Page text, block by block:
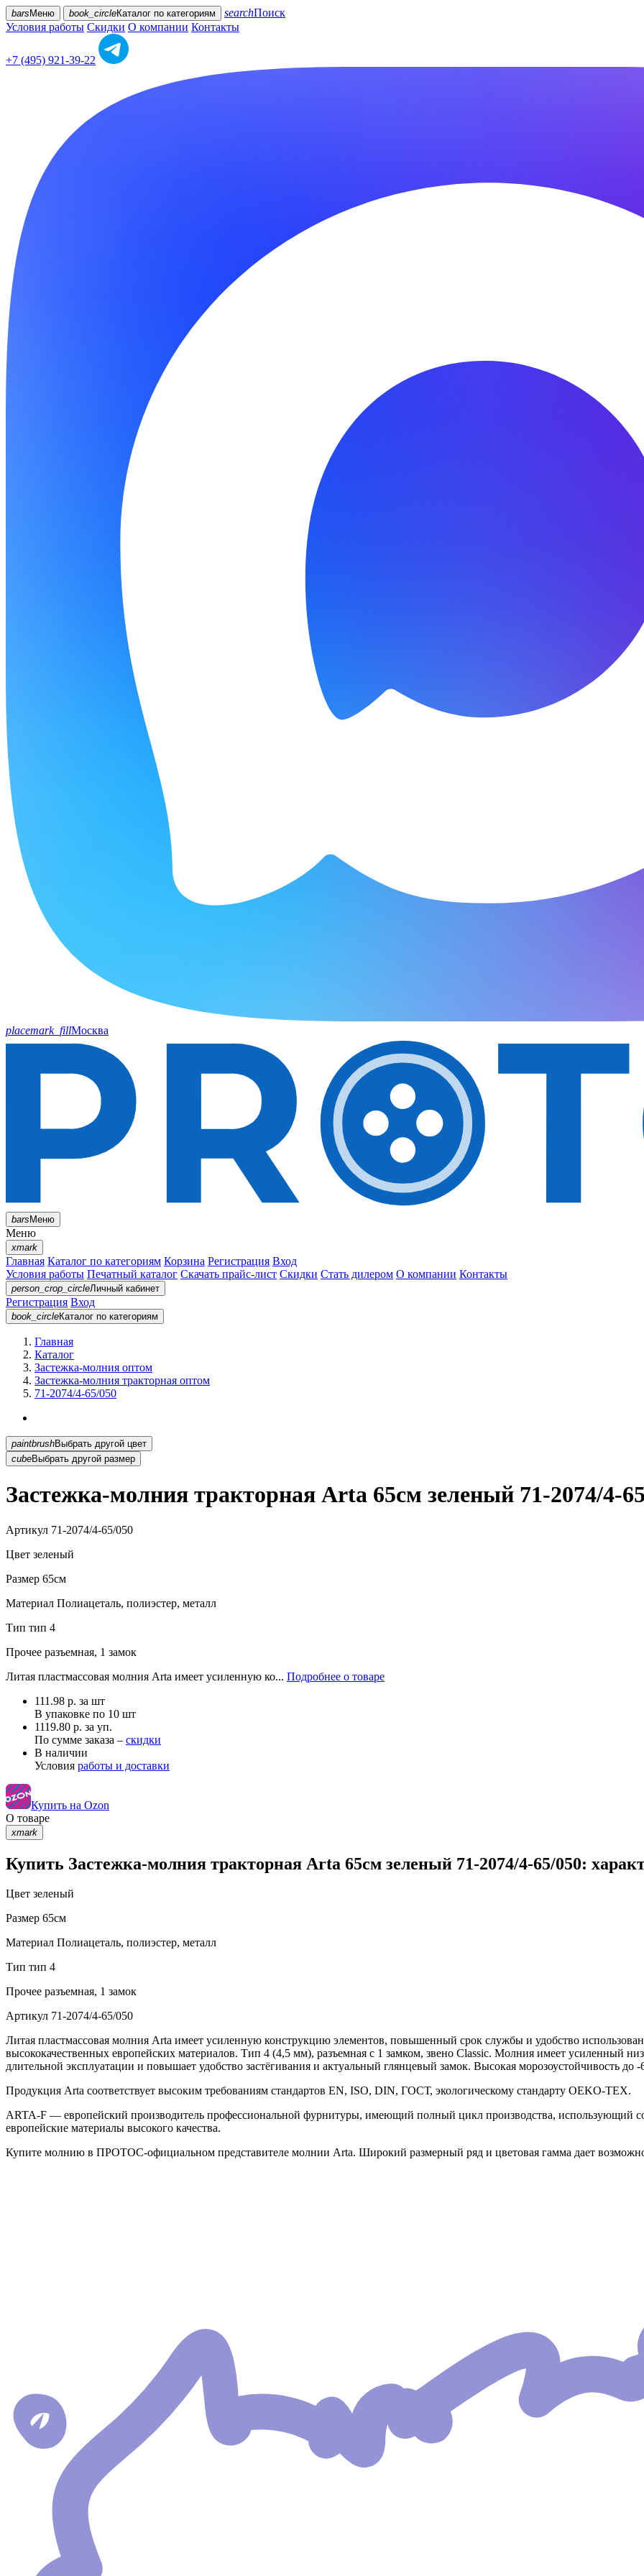
bars Меню book_circleКаталог по категориям searchПоиск
Условия работы Скидки О компании Контакты
+7 (495) 921-39-22
placemark_fillМосква
barsМеню
Меню
xmark
Главная Каталог по категориям Корзина Регистрация Вход
Условия работы Печатный каталог Скачать прайс-лист Скидки Стать дилером О компании Контакты
person_crop_circleЛичный кабинет
Регистрация Вход
book_circleКаталог по категориям
Главная
Каталог
Застежка-молния оптом
Застежка-молния тракторная оптом
71-2074/4-65/050
paintbrush
Выбрать другой цвет
cubeВыбрать другой размер
Застежка-молния тракторная Arta 65см зеленый 71-2074/4-
Артикул 71-2074/4-65/050
Цвет зеленый
Размер 65см
Материал Полиацеталь, полиэстер, металл
Тип тип 4
Прочее разъемная, 1 замок
Литая пластмассовая молния Arta имеет усиленную ко... Подробнее о товаре
111.98 р. за шт
В упаковке по 10 шт
1119.80 р. за уп.
По сумме заказа – скидки
В наличии
Условия работы и доставки
Купить на Ozon
О товаре
xmark
Купить Застежка-молния тракторная Arta 65см зеленый 71-2074/4-65/050:
Цвет зеленый
Размер 65см
Материал Полиацеталь, полиэстер, металл
Тип тип 4
Прочее разъемная, 1 замок
Артикул 71-2074/4-65/050
Литая пластмассовая молния Arta имеет усиленную конструкцию элементов, повышенный срок службы и удобство
высококачественных европейских материалов. Тип 4 (4,5 мм), разъемная с 1 замком, звено Classic. Молния имеет усиленный
длительной эксплуатации и повышает удобство застёгивания и актуальный глянцевый замок. Высокая морозоустойчивость до
Продукция Arta соответствует высоким требованиям стандартов EN, ISO, DIN, ГОСТ, экологическому стандарту OEKO-TEX.
ARTA-F — европейский производитель профессиональной фурнитуры, имеющий полный цикл производства, использующий
европейские материалы высокого качества.
Купите молнию в ПРОТОС-официальном представителе молнии Arta. Широкий размерный ряд и цветовая гамма дает